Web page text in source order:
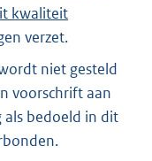
kwaliteit
verzet.
niet gesteld
voorschrift aan
als bedoeld in dit